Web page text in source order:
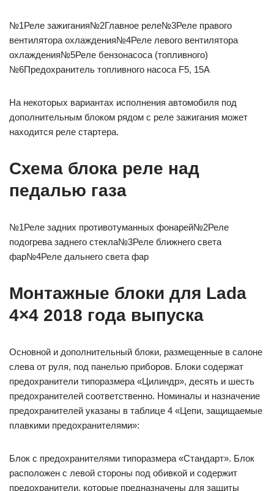
№1Реле зажигания№2Главное реле№3Реле правого
вентилятора охлаждения№4Реле левого вентилятора
охлаждения№5Реле бензонасоса (топливного)
№6Предохранитель топливного насоса F5, 15A
На некоторых вариантах исполнения автомобиля под
дополнительным блоком рядом с реле зажигания может
находится реле стартера.
Схема блока реле над
педалью газа
№1Реле задних противотуманных фонарей№2Реле
подогрева заднего стекла№3Реле ближнего света
фар№4Реле дальнего света фар
Монтажные блоки для Lada
4×4 2018 года выпуска
Основной и дополнительный блоки, размещенные в салоне
слева от руля, под панелью приборов. Блоки содержат
предохранители типоразмера «Цилиндр», десять и шесть
предохранителей соответственно. Номиналы и назначение
предохранителей указаны в таблице 4 «Цепи, защищаемые
плавкими предохранителями»:
Блок с предохранителями типоразмера «Стандарт». Блок
расположен с левой стороны под обивкой и содержит
предохранители, которые предназначены для защиты